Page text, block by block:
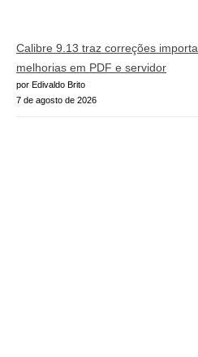
Calibre 9.13 traz correções
melhorias em PDF e servidor
por Edivaldo Brito
7 de agosto de 2026